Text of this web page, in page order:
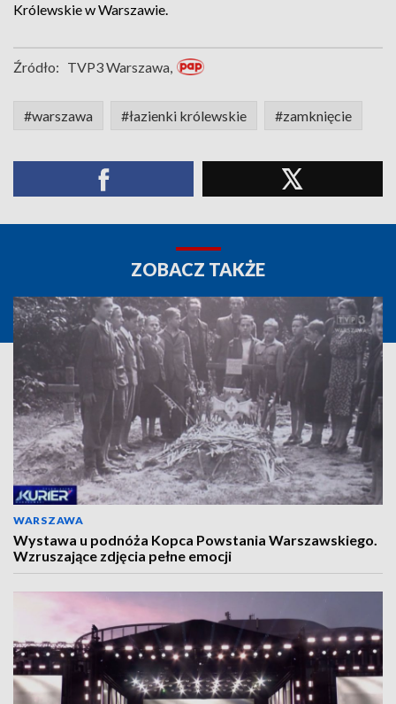
Królewskie w Warszawie.
Źródło: TVP3 Warszawa,
#warszawa #łazienki królewskie #zamknięcie
ZOBACZ TAKŻE
WARSZAWA
Wystawa u podnóża Kopca Powstania Warszawskiego.
Wzruszające zdjęcia pełne emocji